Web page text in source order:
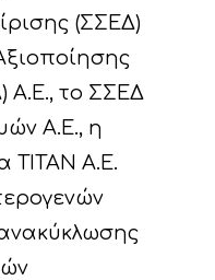
(ΣΣΕΔ)
Α.Ε., το ΣΣΕΔ
Α.Ε., η
ΤΙΤΑΝ Α.Ε.